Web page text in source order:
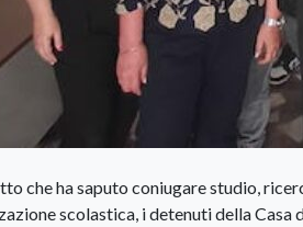
che ha saputo coniugare studio,
scolastica, i detenuti della Casa